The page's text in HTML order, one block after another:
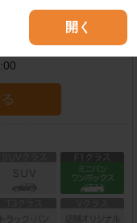
開く
TERRA岸和田箕